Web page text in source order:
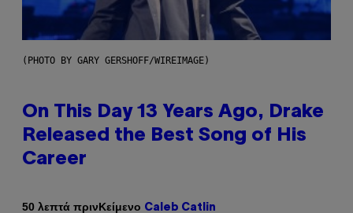
(PHOTO BY GARY GERSHOFF/WIREIMAGE)
On This Day 13 Years Ago, Drake
Released the Best Song of His
Career
50 λεπτά πρινΚείμενο Caleb Catlin